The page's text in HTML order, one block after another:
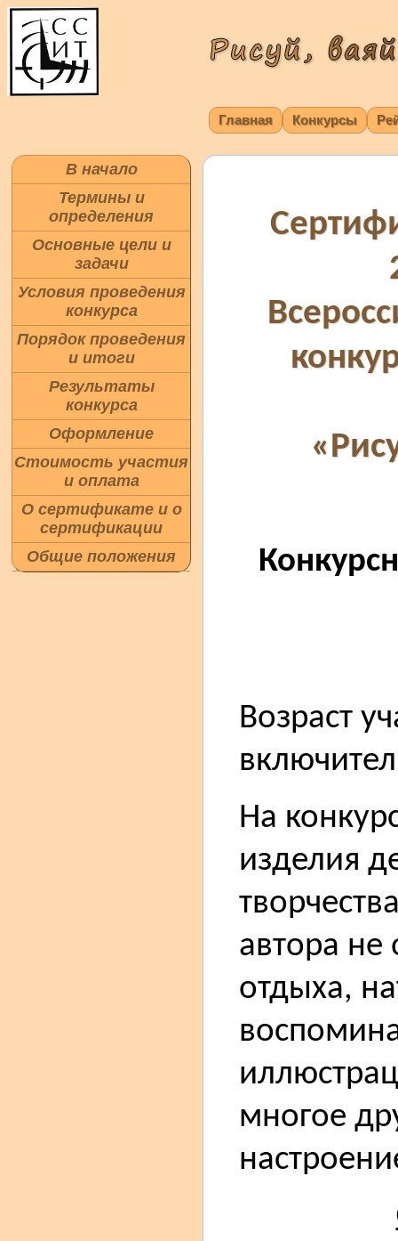
Главная Конкурсы
В начало
Термины и
определения
Основные цели и
задачи
Условия проведения
конкурса
Порядок проведения
и итоги
Результаты
конкурса
Оформление
Стоимость участия
и оплата
О сертификате и о
сертификации
Общие положения
Возраст
На
изделия
автора не
отдыха,
многое